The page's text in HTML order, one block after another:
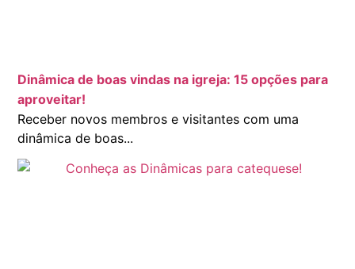
Dinâmica de boas vindas na igreja: 15 opções para
aproveitar!
Receber novos membros e visitantes com uma
dinâmica de boas...